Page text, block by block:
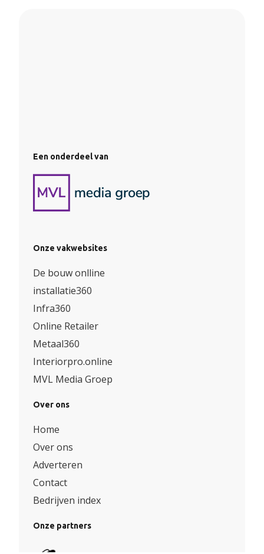
Een onderdeel van
Onze vakwebsites
De bouw onlline
installatie360
Infra360
Online Retailer
Metaal360
Interiorpro.online
MVL Media Groep
Over ons
Home
Over ons
Adverteren
Contact
Bedrijven index
Onze partners